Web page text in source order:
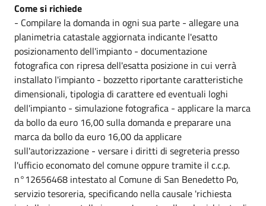
Come si richiede
- Compilare la domanda in ogni sua parte - allegare una
planimetria catastale aggiornata indicante l'esatto
posizionamento dell'impianto - documentazione
fotografica con ripresa dell'esatta posizione in cui verrà
installato l'impianto - bozzetto riportante caratteristiche
dimensionali, tipologia di carattere ed eventuali loghi
dell'impianto - simulazione fotografica - applicare la marca
da bollo da euro 16,00 sulla domanda e preparare una
marca da bollo da euro 16,00 da applicare
sull'autorizzazione - versare i diritti di segreteria presso
l'ufficio economato del comune oppure tramite il c.c.p.
n°12656468 intestato al Comune di San Benedetto Po,
servizio tesoreria, specificando nella causale 'richiesta